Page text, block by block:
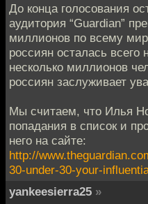
До конца голосования
аудитория “Guardian”
миллионов по всему
россиян осталась всего
несколько миллионов
россиян заслуживает
Мы считаем, что Илья
попадания в список и
него на сайте:
http://
30-under-30-your-
yankeesierra25 »